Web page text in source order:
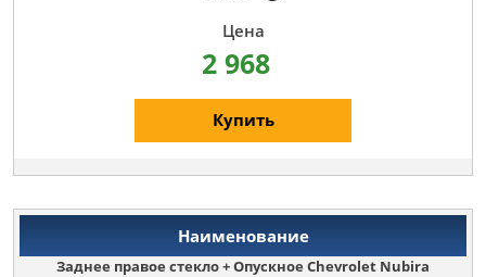
2 968
Купить
Заднее правое стекло + Опускное Chevrolet Nubira